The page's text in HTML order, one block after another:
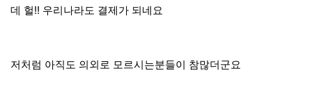
데 헐!! 우리나라도 결제가 되네요
저처럼 아직도 의외로 모르시는분들이 참많더군요